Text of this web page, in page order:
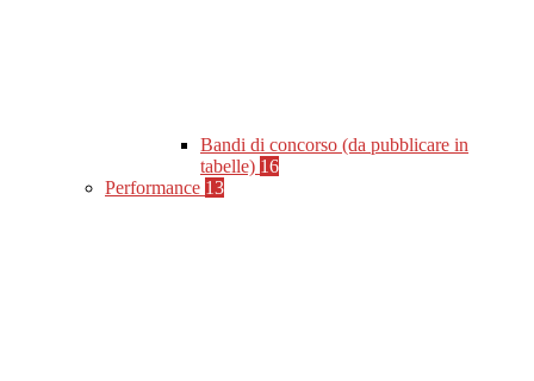
Bandi di concorso (da pubblicare in
tabelle) 16
Performance 13